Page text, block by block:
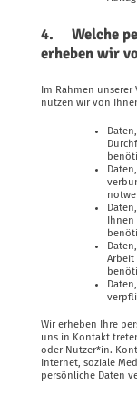
4. Welche
erheben wir
Im Rahmen unserer
nutzen wir von
Ihnen
Arbeit
Wir erheben Ihre
uns in Kontakt
oder Nutzer*in.
Internet, soziale
persönliche Daten